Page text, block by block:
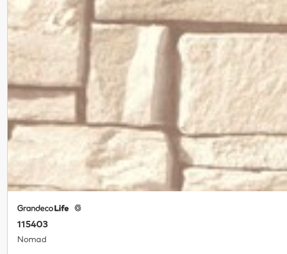
115403
Nomad